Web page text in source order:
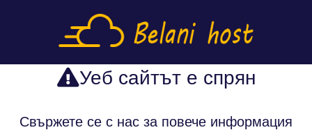
Уеб сайтът е спрян
Свържете се с нас за повече информация